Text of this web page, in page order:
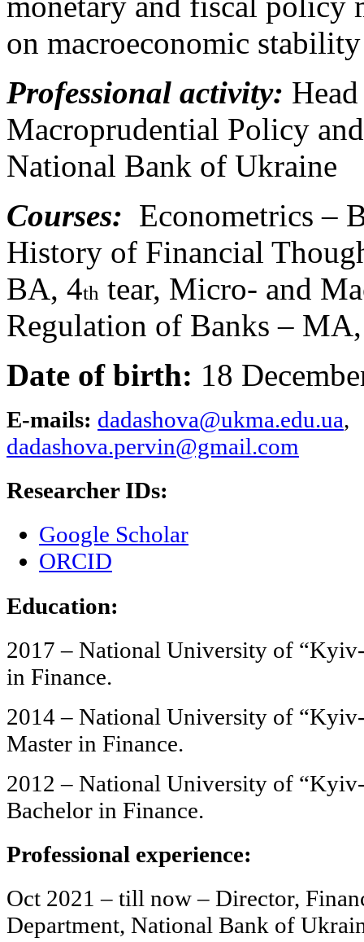
on macroeconomic stability
Professional activity:
Macroprudential Policy
National Bank of Ukraine
Courses: Econometrics –
History of Financial
BA, 4th tear, Micro- and
Regulation of Banks –
Date of birth: 18
E-mails: dadashova@ukma.edu.ua,
dadashova.pervin@gmail.com
Researcher IDs:
Google Scholar
ORCID
Education:
2017 – National University of
in Finance.
2014 – National University of
Master in Finance.
2012 – National University of
Bachelor in Finance.
Professional experience:
Oct 2021 – till now – Director,
Department, National Bank of